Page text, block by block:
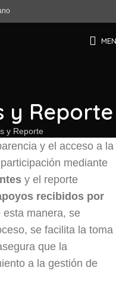
y Reporte
y Reporte
y el acceso a la
mediante
y el reporte
recibidos por
esta manera, se
se facilita la toma
que la
a la gestión de